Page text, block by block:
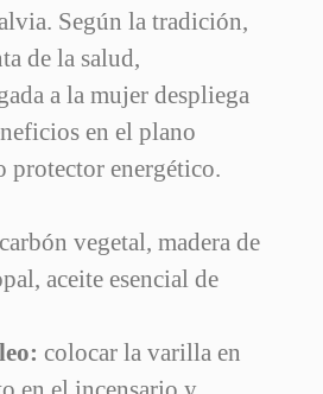
Según la tradición,
de la salud,
a la mujer despliega
en el plano
protector energético.
carbón vegetal, madera de
aceite esencial de
colocar la varilla en